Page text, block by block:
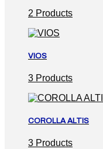
2 Products
VIOS
3 Products
COROLLA ALTIS
3 Products